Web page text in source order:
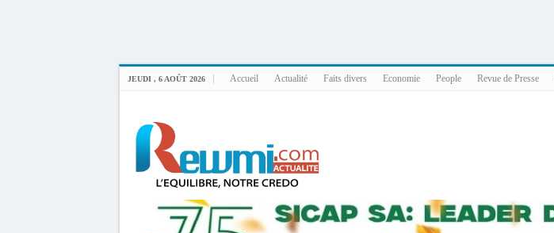
JEUDI , 6 AOÛT 2026 Accueil Actualité Faits divers Economie People Revue de Presse